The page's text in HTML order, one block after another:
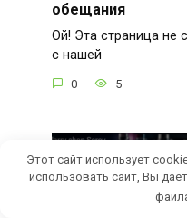
обещания
Ой! Эта страница не
с нашей
0 5
Этот сайт использует
использовать сайт, Вы